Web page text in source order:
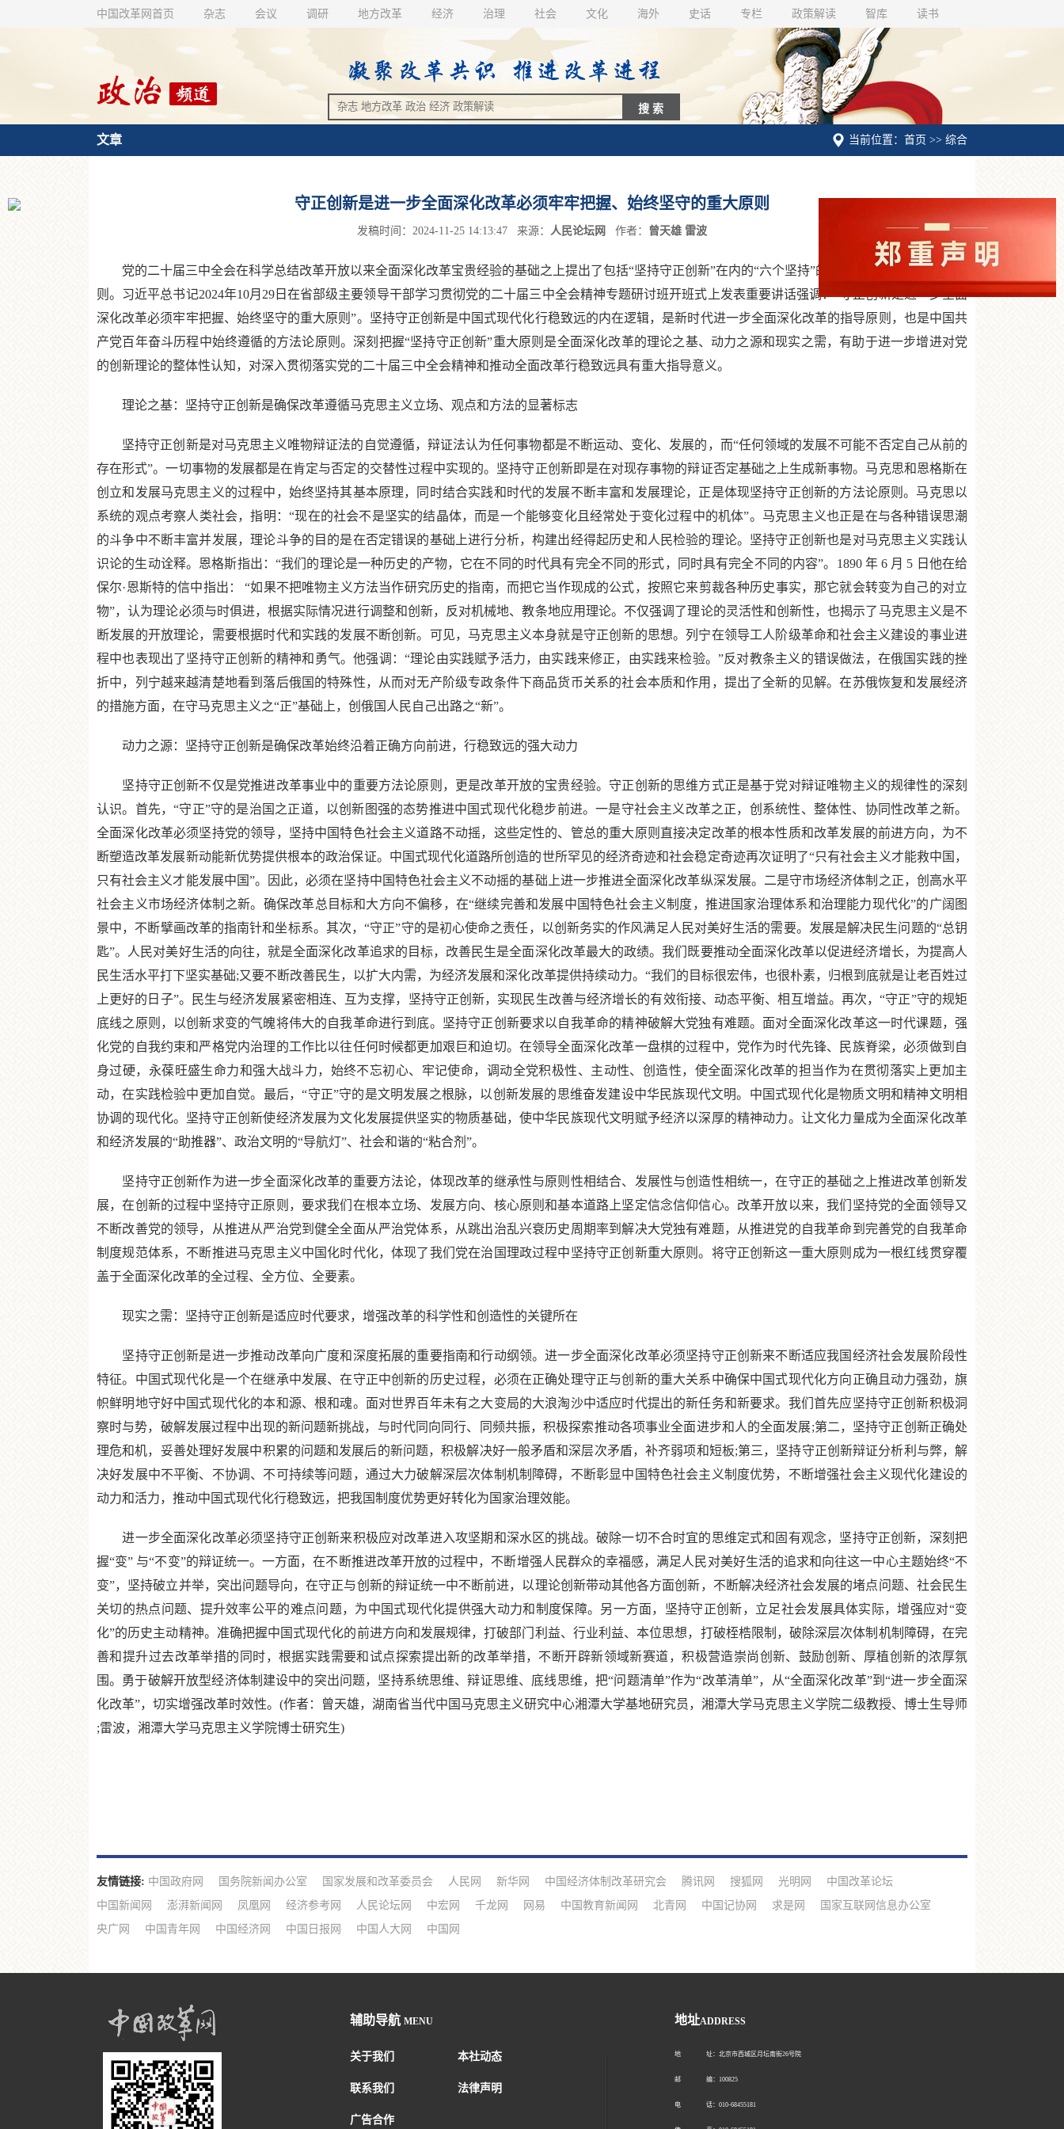
中国改革网首页 杂志 会议 调研 地方改革 经济 治理 社会 文化 海外 史话 专栏 政策解读 智库 读书
当前位置：首页 >> 综合
文章
守正创新是进一步全面深化改革必须牢牢把握、始终坚守的重大原则
发稿时间：2024-11-25 14:13:47 来源： 人民论坛网 作者： 曾天雄 雷波
党的二十届三中全会在科学总结改革开放以来全面深化改革宝贵经验的基础之上提出了包括“坚持守正创新”在内的“六个坚持”的进一步全面深化改革的原
则。习近平总书记2024年10月29日在省部级主要领导干部学习贯彻党的二十届三中全会精神专题研讨班开班式上发表重要讲话强调：“守正创新是进一步全面
深化改革必须牢牢把握、始终坚守的重大原则”。坚持守正创新是中国式现代化行稳致远的内在逻辑，是新时代进一步全面深化改革的指导原则，也是中国共
产党百年奋斗历程中始终遵循的方法论原则。深刻把握“坚持守正创新”重大原则是全面深化改革的理论之基、动力之源和现实之需，有助于进一步增进对党
的创新理论的整体性认知，对深入贯彻落实党的二十届三中全会精神和推动全面改革行稳致远具有重大指导意义。
理论之基：坚持守正创新是确保改革遵循马克思主义立场、观点和方法的显著标志
坚持守正创新是对马克思主义唯物辩证法的自觉遵循，辩证法认为任何事物都是不断运动、变化、发展的，而“任何领域的发展不可能不否定自己从前的
存在形式”。一切事物的发展都是在肯定与否定的交替性过程中实现的。坚持守正创新即是在对现存事物的辩证否定基础之上生成新事物。马克思和恩格斯在
创立和发展马克思主义的过程中，始终坚持其基本原理，同时结合实践和时代的发展不断丰富和发展理论，正是体现坚持守正创新的方法论原则。马克思以
系统的观点考察人类社会，指明：“现在的社会不是坚实的结晶体，而是一个能够变化且经常处于变化过程中的机体”。马克思主义也正是在与各种错误思潮
的斗争中不断丰富并发展，理论斗争的目的是在否定错误的基础上进行分析，构建出经得起历史和人民检验的理论。坚持守正创新也是对马克思主义实践认
识论的生动诠释。恩格斯指出：“我们的理论是一种历史的产物，它在不同的时代具有完全不同的形式，同时具有完全不同的内容”。1890 年 6 月 5 日他在给
保尔·恩斯特的信中指出： “如果不把唯物主义方法当作研究历史的指南，而把它当作现成的公式，按照它来剪裁各种历史事实，那它就会转变为自己的对立
物”，认为理论必须与时俱进，根据实际情况进行调整和创新，反对机械地、教条地应用理论。不仅强调了理论的灵活性和创新性，也揭示了马克思主义是不
断发展的开放理论，需要根据时代和实践的发展不断创新。可见，马克思主义本身就是守正创新的思想。列宁在领导工人阶级革命和社会主义建设的事业进
程中也表现出了坚持守正创新的精神和勇气。他强调：“理论由实践赋予活力，由实践来修正，由实践来检验。”反对教条主义的错误做法，在俄国实践的挫
折中，列宁越来越清楚地看到落后俄国的特殊性，从而对无产阶级专政条件下商品货币关系的社会本质和作用，提出了全新的见解。在苏俄恢复和发展经济
的措施方面，在守马克思主义之“正”基础上，创俄国人民自己出路之“新”。
动力之源：坚持守正创新是确保改革始终沿着正确方向前进，行稳致远的强大动力
坚持守正创新不仅是党推进改革事业中的重要方法论原则，更是改革开放的宝贵经验。守正创新的思维方式正是基于党对辩证唯物主义的规律性的深刻
认识。首先，“守正”守的是治国之正道，以创新图强的态势推进中国式现代化稳步前进。一是守社会主义改革之正，创系统性、整体性、协同性改革之新。
全面深化改革必须坚持党的领导，坚持中国特色社会主义道路不动摇，这些定性的、管总的重大原则直接决定改革的根本性质和改革发展的前进方向，为不
断塑造改革发展新动能新优势提供根本的政治保证。中国式现代化道路所创造的世所罕见的经济奇迹和社会稳定奇迹再次证明了“只有社会主义才能救中国，
只有社会主义才能发展中国”。因此，必须在坚持中国特色社会主义不动摇的基础上进一步推进全面深化改革纵深发展。二是守市场经济体制之正，创高水平
社会主义市场经济体制之新。确保改革总目标和大方向不偏移，在“继续完善和发展中国特色社会主义制度，推进国家治理体系和治理能力现代化”的广阔图
景中，不断擘画改革的指南针和坐标系。其次，“守正”守的是初心使命之责任，以创新务实的作风满足人民对美好生活的需要。发展是解决民生问题的“总钥
匙”。人民对美好生活的向往，就是全面深化改革追求的目标，改善民生是全面深化改革最大的政绩。我们既要推动全面深化改革以促进经济增长，为提高人
民生活水平打下坚实基础;又要不断改善民生，以扩大内需，为经济发展和深化改革提供持续动力。“我们的目标很宏伟，也很朴素，归根到底就是让老百姓过
上更好的日子”。民生与经济发展紧密相连、互为支撑，坚持守正创新，实现民生改善与经济增长的有效衔接、动态平衡、相互增益。再次，“守正”守的规矩
底线之原则，以创新求变的气魄将伟大的自我革命进行到底。坚持守正创新要求以自我革命的精神破解大党独有难题。面对全面深化改革这一时代课题，强
化党的自我约束和严格党内治理的工作比以往任何时候都更加艰巨和迫切。在领导全面深化改革一盘棋的过程中，党作为时代先锋、民族脊梁，必须做到自
身过硬，永葆旺盛生命力和强大战斗力，始终不忘初心、牢记使命，调动全党积极性、主动性、创造性，使全面深化改革的担当作为在贯彻落实上更加主
动，在实践检验中更加自觉。最后，“守正”守的是文明发展之根脉，以创新发展的思维奋发建设中华民族现代文明。中国式现代化是物质文明和精神文明相
协调的现代化。坚持守正创新使经济发展为文化发展提供坚实的物质基础，使中华民族现代文明赋予经济以深厚的精神动力。让文化力量成为全面深化改革
和经济发展的“助推器”、政治文明的“导航灯”、社会和谐的“粘合剂”。
坚持守正创新作为进一步全面深化改革的重要方法论，体现改革的继承性与原则性相结合、发展性与创造性相统一，在守正的基础之上推进改革创新发
展，在创新的过程中坚持守正原则，要求我们在根本立场、发展方向、核心原则和基本道路上坚定信念信仰信心。改革开放以来，我们坚持党的全面领导又
不断改善党的领导，从推进从严治党到健全全面从严治党体系，从跳出治乱兴衰历史周期率到解决大党独有难题，从推进党的自我革命到完善党的自我革命
制度规范体系，不断推进马克思主义中国化时代化，体现了我们党在治国理政过程中坚持守正创新重大原则。将守正创新这一重大原则成为一根红线贯穿覆
盖于全面深化改革的全过程、全方位、全要素。
现实之需：坚持守正创新是适应时代要求，增强改革的科学性和创造性的关键所在
坚持守正创新是进一步推动改革向广度和深度拓展的重要指南和行动纲领。进一步全面深化改革必须坚持守正创新来不断适应我国经济社会发展阶段性
特征。中国式现代化是一个在继承中发展、在守正中创新的历史过程，必须在正确处理守正与创新的重大关系中确保中国式现代化方向正确且动力强劲，旗
帜鲜明地守好中国式现代化的本和源、根和魂。面对世界百年未有之大变局的大浪淘沙中适应时代提出的新任务和新要求。我们首先应坚持守正创新积极洞
察时与势，破解发展过程中出现的新问题新挑战，与时代同向同行、同频共振，积极探索推动各项事业全面进步和人的全面发展;第二，坚持守正创新正确处
理危和机，妥善处理好发展中积累的问题和发展后的新问题，积极解决好一般矛盾和深层次矛盾，补齐弱项和短板;第三，坚持守正创新辩证分析利与弊，解
决好发展中不平衡、不协调、不可持续等问题，通过大力破解深层次体制机制障碍，不断彰显中国特色社会主义制度优势，不断增强社会主义现代化建设的
动力和活力，推动中国式现代化行稳致远，把我国制度优势更好转化为国家治理效能。
进一步全面深化改革必须坚持守正创新来积极应对改革进入攻坚期和深水区的挑战。破除一切不合时宜的思维定式和固有观念，坚持守正创新，深刻把
握“变” 与“不变”的辩证统一。一方面，在不断推进改革开放的过程中，不断增强人民群众的幸福感，满足人民对美好生活的追求和向往这一中心主题始终“不
变”，坚持破立并举，突出问题导向，在守正与创新的辩证统一中不断前进，以理论创新带动其他各方面创新，不断解决经济社会发展的堵点问题、社会民生
关切的热点问题、提升效率公平的难点问题，为中国式现代化提供强大动力和制度保障。另一方面，坚持守正创新，立足社会发展具体实际，增强应对“变
化”的历史主动精神。准确把握中国式现代化的前进方向和发展规律，打破部门利益、行业利益、本位思想，打破桎梏限制，破除深层次体制机制障碍，在完
善和提升过去改革举措的同时，根据实践需要和试点探索提出新的改革举措，不断开辟新领域新赛道，积极营造崇尚创新、鼓励创新、厚植创新的浓厚氛
围。勇于破解开放型经济体制建设中的突出问题，坚持系统思维、辩证思维、底线思维，把“问题清单”作为“改革清单”，从“全面深化改革”到“进一步全面深
化改革”，切实增强改革时效性。(作者：曾天雄，湖南省当代中国马克思主义研究中心湘潭大学基地研究员，湘潭大学马克思主义学院二级教授、博士生导师
;雷波，湘潭大学马克思主义学院博士研究生)
友情链接: 中国政府网 国务院新闻办公室 国家发展和改革委员会 人民网 新华网 中国经济体制改革研究会 腾讯网 搜狐网 光明网
中国改革论坛
中国新闻网
澎湃新闻网 凤凰网 经济参考网 人民论坛网 中宏网 千龙网 网易 中国教育新闻网 北青网 中国记协网 求是网
国家互联网信息办公室
央广网
中国青年网 中国经济网 中国日报网 中国人大网 中国网
辅助导航 MENU
关于我们 本社动态
联系我们 法律声明
广告合作
地址ADDRESS
地 址：北京市西城区月坛南街26号院
邮 编：100825
电 话：010-68455181